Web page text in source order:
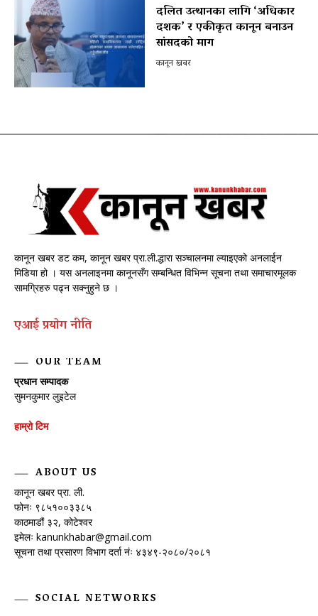
दलित उत्थानका लागि ‘अधिकार
दशक’ र एकीकृत कानून बनाउन
सांसदको माग
कानून खबर
कानून खबर डट कम, कानून खबर प्रा.ली.द्धारा सञ्चालनमा ल्याइएको अनलाईन
मिडिया हो । यस अनलाइनमा कानूनसँग सम्बन्धित विभिन्न सूचना तथा समाचारमूलक
सामग्रिहरु पढ्न सक्नुहुने छ ।
एआई प्रयाेग नीति
OUR TEAM
प्रधान सम्पादक
सुमनकुमार लुइटेल
हाम्रो टिम
ABOUT US
कानून खबर प्रा. ली.
फोनः ९८५१००३३८५
काठमाडौं ३२, कोटेश्वर
इमेलः kanunkhabar@gmail.com
सूचना तथा प्रसारण विभाग दर्ता नंः ४३४९-२०८०/२०८१
SOCIAL NETWORKS